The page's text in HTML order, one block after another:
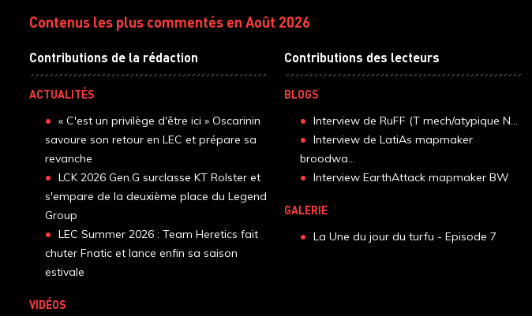
Contenus les plus commentés en Août 2026
Contributions de la rédaction
ACTUALITÉS
« C'est un privilège d'être ici » Oscarinin
savoure son retour en LEC et prépare sa
revanche
LCK 2026 Gen.G surclasse KT Rolster et
s'empare de la deuxième place du Legend
Group
LEC Summer 2026 : Team Heretics fait
chuter Fnatic et lance enfin sa saison
estivale
VIDÉOS
Contributions des lecteurs
BLOGS
Interview de RuFF (T mech/atypique N...
Interview de LatiAs mapmaker
broodwa...
Interview EarthAttack mapmaker BW
GALERIE
La Une du jour du turfu - Episode 7